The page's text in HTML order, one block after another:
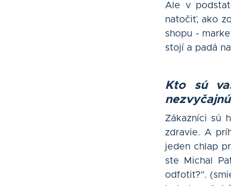
Ale v
natočiť, ako
shopu -
stojí a padá
Kto sú
Zákazníci sú
zdravie. A
jeden chlap
ste Michal
odfotiť?”.